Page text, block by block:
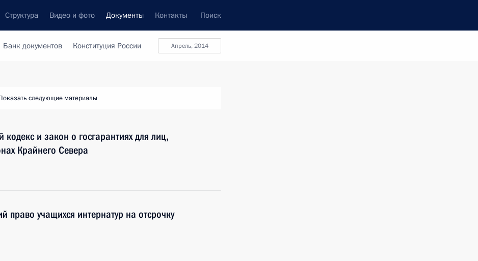
Структура Видео и фото Документы Контакты Поиск
Апрель, 2014
Банк документов Конституция России
следующие материалы
и закон о госгарантиях для лиц,
Крайнего Севера
право учащихся интернатур на отсрочку